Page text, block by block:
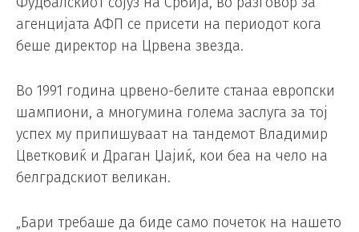
агенцијата АФП се присети на периодот кога
беше директор на Црвена звезда.
Во 1991 година црвено-белите станаа европски
шампиони, а многумина голема заслуга за тој
успех му припишуваат на тандемот Владимир
Цветковиќ и Драган Џајиќ, кои беа на чело на
белградскиот великан.
„Бари требаше да биде само почеток на нашето